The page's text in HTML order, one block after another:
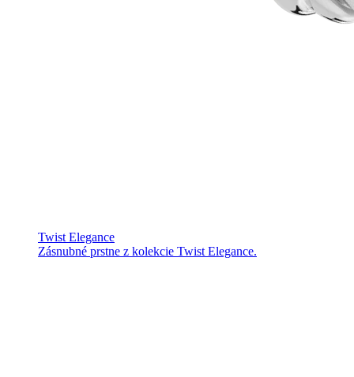
Twist Elegance
Zásnubné prstne z kolekcie Twist Elegance.